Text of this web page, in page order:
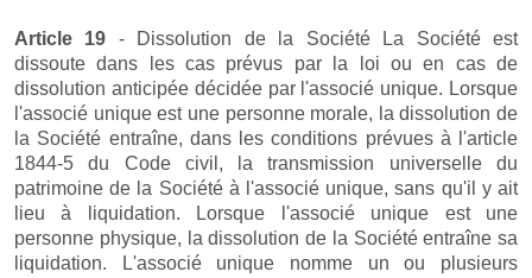
Article 19 - Dissolution de la Société La Société est
dissoute dans les cas prévus par la loi ou en cas de
dissolution anticipée décidée par l'associé unique. Lorsque
l'associé unique est une personne morale, la dissolution de
la Société entraîne, dans les conditions prévues à l'article
1844-5 du Code civil, la transmission universelle du
patrimoine de la Société à l'associé unique, sans qu'il y ait
lieu à liquidation. Lorsque l'associé unique est une
personne physique, la dissolution de la Société entraîne sa
liquidation. L'associé unique nomme un ou plusieurs